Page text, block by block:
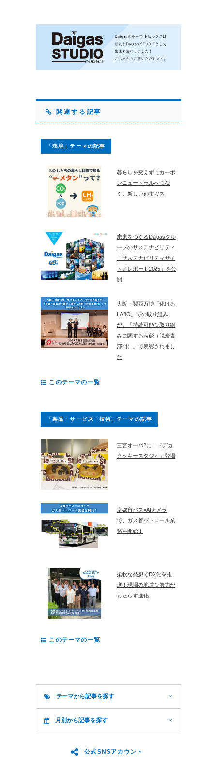
関連する記事
「環境」テーマの記事
暮らしを変えずにカーボ
ンニュートラルへつな
ぐ、新しい都市ガス
未来をつくるDaigasグル
ープのサステナビリティ
「サステナビリティサイ
ト／レポート2025」を公
開
大阪・関西万博「化ける
LABO」での取り組み
が、「持続可能な取り組
みに関する表彰（脱炭素
部門）」で表彰されまし
た
このテーマの一覧
「製品・サービス・技術」テーマの記事
三宮オーパ2に「ドデカ
クッキースタジオ」登場
京都市バス×AIカメラ
で、ガス管パトロール業
務を開始！
柔軟な発想でDX化を推
進！現場の地道な努力が
もたらす進化
このテーマの一覧
テーマから記事を探す
月別から記事を探す
公式SNSアカウント